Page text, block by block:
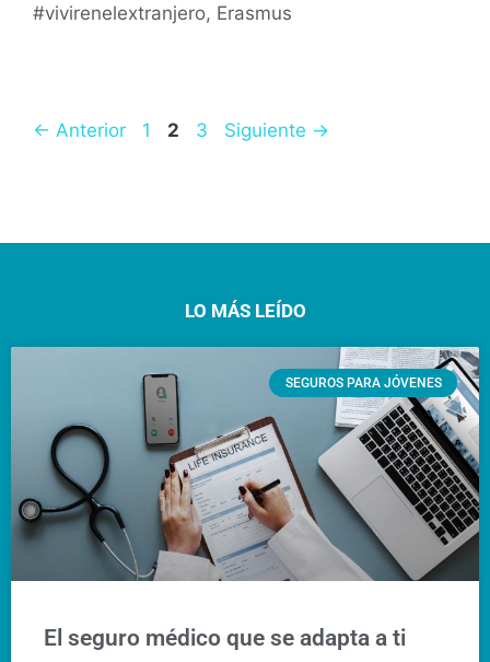
#vivirenelextranjero, Erasmus
← Anterior 1 2 3 Siguiente →
LO MÁS LEÍDO
SEGUROS PARA JÓVENES
El seguro médico que se adapta a ti